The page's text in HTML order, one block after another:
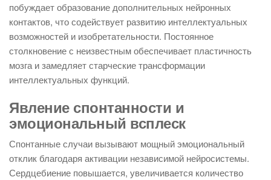
побуждает образование дополнительных нейронных
контактов, что содействует развитию интеллектуальных
возможностей и изобретательности. Постоянное
столкновение с неизвестным обеспечивает пластичность
мозга и замедляет старческие трансформации
интеллектуальных функций.
Явление спонтанности и
эмоциональный всплеск
Спонтанные случаи вызывают мощный эмоциональный
отклик благодаря активации независимой нейросистемы.
Сердцебиение повышается, увеличивается количество